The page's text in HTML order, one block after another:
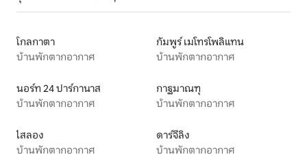
โกลกาตา
บ้านพักตากอากาศ
กัมพูร์ เมโทรโพลิแทน
บ้านพักตากอากาศ
นอร์ท 24 ปาร์กานาส
บ้านพักตากอากาศ
กาฐมาณฑุ
บ้านพักตากอากาศ
ไสลอง
บ้านพักตากอากาศ
ดาร์จีลิง
บ้านพักตากอากาศ